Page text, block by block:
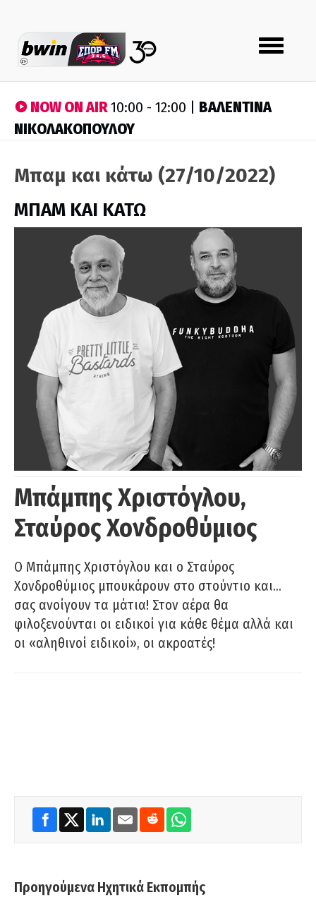
Toggle
navigation
NOW ON AIR10:00 - 12:00 | ΒΑΛΕΝΤΙΝΑ
ΝΙΚΟΛΑΚΟΠΟΥΛΟΥ
Μπαμ και κάτω (27/10/2022)
ΜΠΑΜ ΚΑΙ ΚΑΤΩ
Μπάμπης Χριστόγλου,
Σταύρος Χονδροθύμιος
O Μπάμπης Χριστόγλου και ο Σταύρος
Χονδροθύμιος μπουκάρουν στο στούντιο και…
σας ανοίγουν τα μάτια! Στον αέρα θα
φιλοξενούνται οι ειδικοί για κάθε θέμα αλλά και
οι «αληθινοί ειδικοί», οι ακροατές!
Προηγούμενα Ηχητικά Εκπομπής